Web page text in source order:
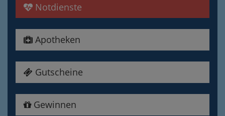
Notdienste
Apotheken
Gutscheine
Gewinnen